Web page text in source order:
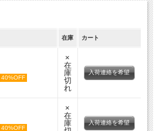
在庫 カート
40%OFF
×
在
庫
切
れ
入荷連絡を希望
40%OFF
×
在
庫
入荷連絡を希望